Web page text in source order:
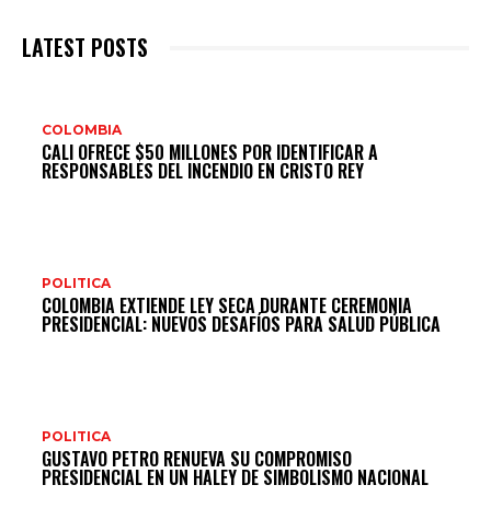
LATEST POSTS
COLOMBIA
CALI OFRECE $50 MILLONES POR IDENTIFICAR A
RESPONSABLES DEL INCENDIO EN CRISTO REY
POLITICA
COLOMBIA EXTIENDE LEY SECA DURANTE CEREMONIA
PRESIDENCIAL: NUEVOS DESAFÍOS PARA SALUD PÚBLICA
POLITICA
GUSTAVO PETRO RENUEVA SU COMPROMISO
PRESIDENCIAL EN UN HALEY DE SIMBOLISMO NACIONAL